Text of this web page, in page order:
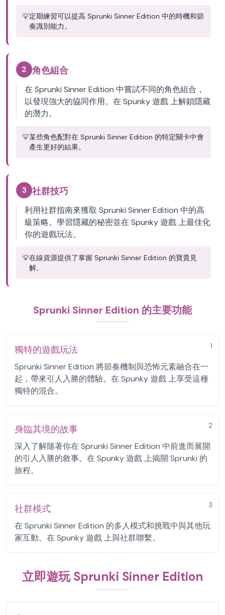
💡定期練習可以提高 Sprunki Sinner Edition 中的時機和節
奏識別能力。
2 角色組合
在 Sprunki Sinner Edition 中嘗試不同的角色組合，
以發現強大的協同作用。在 Spunky 遊戲 上解鎖隱藏
的潛力。
💡某些角色配對在 Sprunki Sinner Edition 的特定關卡中會
產生更好的結果。
3 社群技巧
利用社群指南來獲取 Sprunki Sinner Edition 中的高
級策略。學習隱藏的秘密並在 Spunky 遊戲 上最佳化
你的遊戲玩法。
💡在線資源提供了掌握 Sprunki Sinner Edition 的寶貴見
解。
Sprunki Sinner Edition 的主要功能
1
獨特的遊戲玩法
Sprunki Sinner Edition 將節奏機制與恐怖元素融合在一
起，帶來引人入勝的體驗。在 Spunky 遊戲 上享受這種
獨特的混合。
2
身臨其境的故事
深入了解隨著你在 Sprunki Sinner Edition 中前進而展開
的引人入勝的敘事。在 Spunky 遊戲 上揭開 Sprunki 的
旅程。
3
社群模式
在 Sprunki Sinner Edition 的多人模式和挑戰中與其他玩
家互動。在 Spunky 遊戲 上與社群聯繫。
立即遊玩 Sprunki Sinner Edition